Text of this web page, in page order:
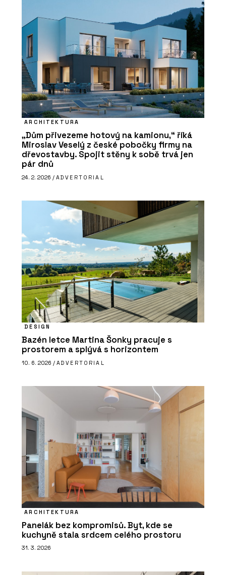
ARCHITEKTURA
„Dům přivezeme hotový na kamionu,“ říká
Miroslav Veselý z české pobočky firmy na
dřevostavby. Spojit stěny k sobě trvá jen
pár dnů
24. 2. 2026 / ADVERTORIAL
DESIGN
Bazén letce Martina Šonky pracuje s
prostorem a splývá s horizontem
10. 6. 2026 / ADVERTORIAL
ARCHITEKTURA
Panelák bez kompromisů. Byt, kde se
kuchyně stala srdcem celého prostoru
31. 3. 2026